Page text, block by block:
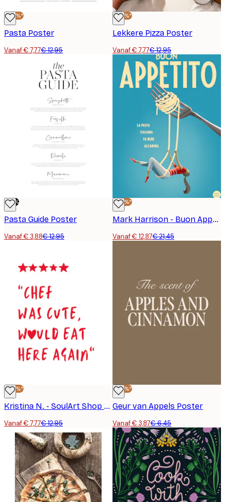
-40%*
Pasta Poster
Vanaf € 7,77€ 12,95
-40%*
Lekkere Pizza Poster
Vanaf € 7,77€ 12,95
-70%
Pasta Guide Poster
Vanaf € 3,88€ 12,95
-40%*
Mark Harrison - Buon Appetito Swing Poster
Vanaf € 12,87€ 21,45
-40%*
Kristina N. - SoulArt Shop - Houdt van de Schattige Chef Poster
Vanaf € 7,77€ 12,95
-40%*
Geur van Appels Poster
Vanaf € 3,87€ 6,45